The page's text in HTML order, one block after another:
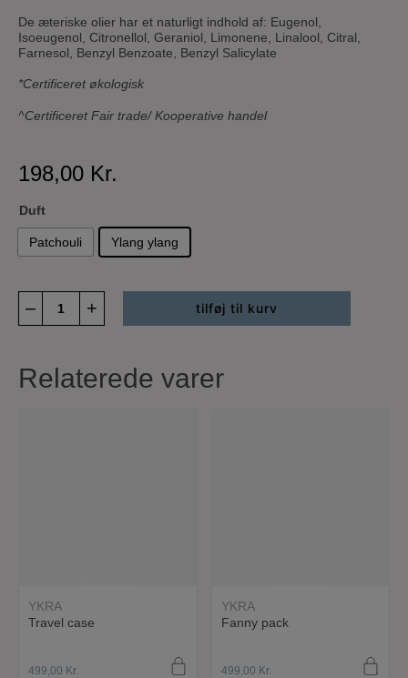
De æteriske olier har et naturligt indhold af: Eugenol,
Isoeugenol, Citronellol, Geraniol, Limonene, Linalool, Citral,
Farnesol, Benzyl Benzoate, Benzyl Salicylate
*Certificeret økologisk
^Certificeret Fair trade/ Kooperative handel
198,00 Kr.
Duft
Patchouli Ylang ylang
–
Plejende
kropsolie
antal
+ tilføj til kurv
Relaterede varer
YKRA
Travel case
499,00 Kr.
YKRA
Fanny pack
499,00 Kr.